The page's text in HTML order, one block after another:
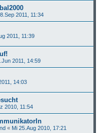
2011, 11:34
2011, 11:39
2011, 14:59
14:03
2010, 11:54
« Mi 25.Aug 2010, 17:21